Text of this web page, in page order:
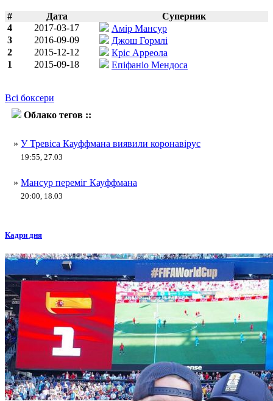
# Дата
Суперник
4
2017-03-17
Амір Мансур
3
2016-09-09
Джош Гормлі
2
2015-12-12
Кріс Арреола
1
2015-09-18 Епіфаніо Мендоса
Всі боксери
Облако тегов ::
» У Тревіса Кауффмана виявили коронавірус
19:55, 27.03
» Мансур переміг Кауффмана
20:00, 18.03
Кадри дня